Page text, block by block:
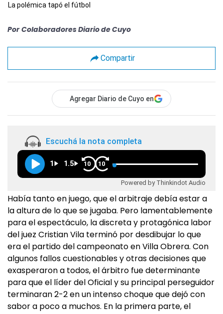
La polémica tapó el fútbol
Por Colaboradores Diario de Cuyo
Compartir
Agregar Diario de Cuyo en
Escuchá la nota completa
1 1.5 10 10
Powered by Thinkindot Audio
Había tanto en juego, que el arbitraje debía estar a
la altura de lo que se jugaba. Pero lamentablemente
para el espectáculo, la discreta y protagónica labor
del juez Cristian Vila terminó por desdibujar lo que
era el partido del campeonato en Villa Obrera. Con
algunos fallos cuestionables y otras decisiones que
exasperaron a todos, el árbitro fue determinante
para que el líder del Oficial y su principal perseguidor
terminaran 2-2 en un intenso choque que dejó con
sabor a poco a muchos. En la primera parte, el